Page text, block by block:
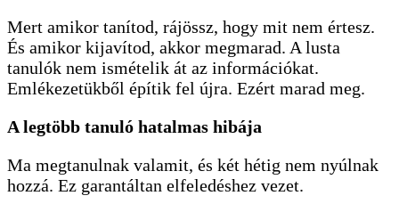
Mert amikor tanítod, rájössz, hogy mit nem értesz.
És amikor kijavítod, akkor megmarad. A lusta
tanulók nem ismételik át az információkat.
Emlékezetükből építik fel újra. Ezért marad meg.
A legtöbb tanuló hatalmas hibája
Ma megtanulnak valamit, és két hétig nem nyúlnak
hozzá. Ez garantáltan elfeledéshez vezet.